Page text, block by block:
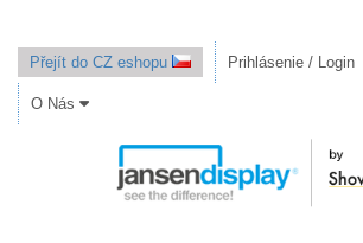
Přejít do CZ eshopu Prihlásenie / Login
O Nás